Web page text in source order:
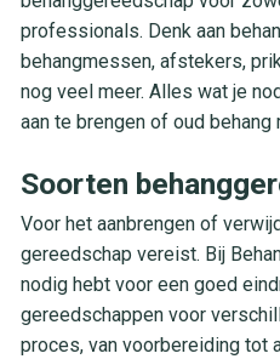
professionals. Denk aan
behangmessen, afstekers,
nog veel meer. Alles wat je
aan te brengen of oud
Soorten
Voor het aanbrengen of
gereedschap vereist. Bij
nodig hebt voor een goed
gereedschappen voor
proces, van voorbereiding tot